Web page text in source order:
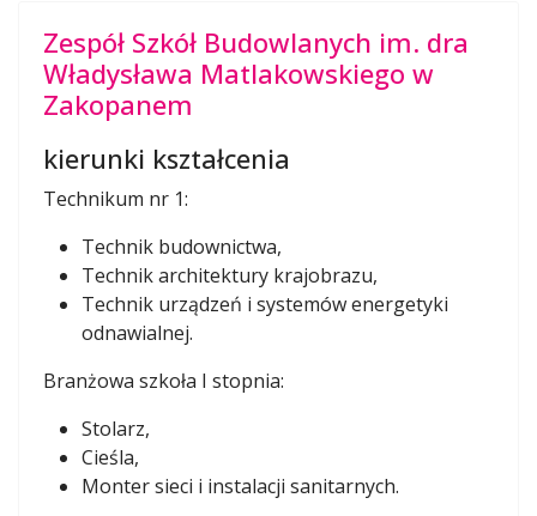
Zespół Szkół Budowlanych im. dra
Władysława Matlakowskiego w
Zakopanem
kierunki kształcenia
Technikum nr 1:
Technik budownictwa,
Technik architektury krajobrazu,
Technik urządzeń i systemów energetyki
odnawialnej.
Branżowa szkoła I stopnia:
Stolarz,
Cieśla,
Monter sieci i instalacji sanitarnych.